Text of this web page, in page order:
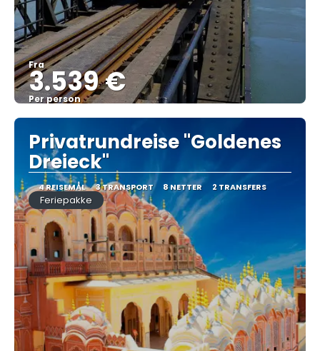
Fra
3.539 €
Per person
Se
Privatrundreise "Goldenes
Dreieck"
4 REISEMÅL 3 TRANSPORT 8 NETTER 2 TRANSFERS
Feriepakke